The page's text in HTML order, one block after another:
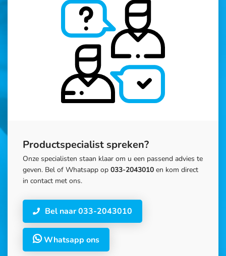
Productspecialist spreken?
Onze specialisten staan klaar om u een passend advies te
geven. Bel of Whatsapp op 033-2043010 en kom direct
in contact met ons.
Bel naar 033-2043010
Whatsapp ons